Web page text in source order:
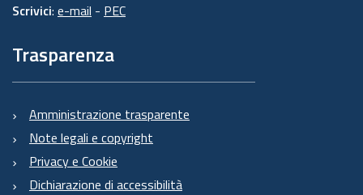
Scrivici: e-mail - PEC
Trasparenza
Amministrazione trasparente
Note legali e copyright
Privacy e Cookie
Dichiarazione di accessibilità